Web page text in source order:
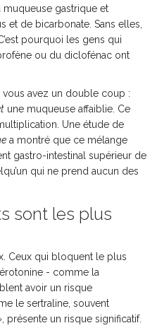
gastrique et
de bicarbonate. Sans elles,
pourquoi les gens qui
ou du diclofénac ont
avez un double coup :
une muqueuse affaiblie. Ce
Une étude de
a montré que ce mélange
gastro-intestinal supérieur de
qui ne prend aucun des
sont les plus
Ceux qui bloquent le plus
- comme la
avoir un risque
le sertraline, souvent
un risque significatif.